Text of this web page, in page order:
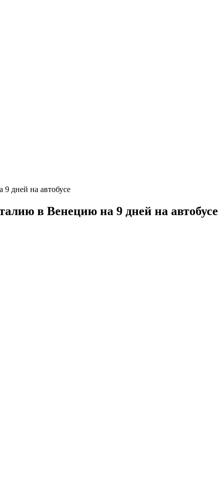
в Венецию на 9 дней на автобусе